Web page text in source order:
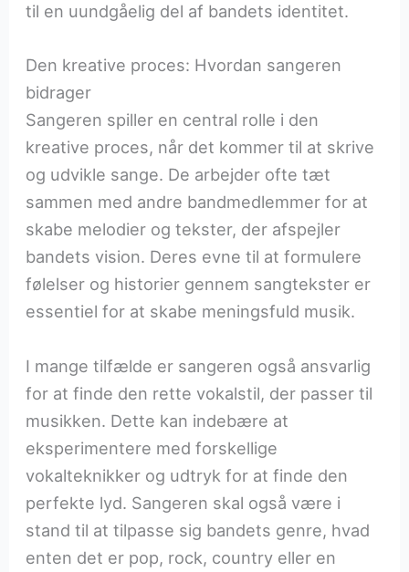
til en uundgåelig del af bandets identitet.
Den kreative proces: Hvordan sangeren
bidrager
Sangeren spiller en central rolle i den
kreative proces, når det kommer til at skrive
og udvikle sange. De arbejder ofte tæt
sammen med andre bandmedlemmer for at
skabe melodier og tekster, der afspejler
bandets vision. Deres evne til at formulere
følelser og historier gennem sangtekster er
essentiel for at skabe meningsfuld musik.
I mange tilfælde er sangeren også ansvarlig
for at finde den rette vokalstil, der passer til
musikken. Dette kan indebære at
eksperimentere med forskellige
vokalteknikker og udtryk for at finde den
perfekte lyd. Sangeren skal også være i
stand til at tilpasse sig bandets genre, hvad
enten det er pop, rock, country eller en